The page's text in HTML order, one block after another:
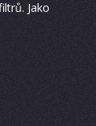
Jako